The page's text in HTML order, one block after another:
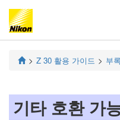
Z 30 활용 가이드 부록
기타 호환 가